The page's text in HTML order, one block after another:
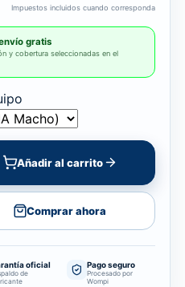
Impuestos incluidos cuando corresponda
gratis
y cobertura seleccionadas en el
Añadir al carrito
Comprar ahora
oficial
de
Pago seguro
Procesado por
Wompi